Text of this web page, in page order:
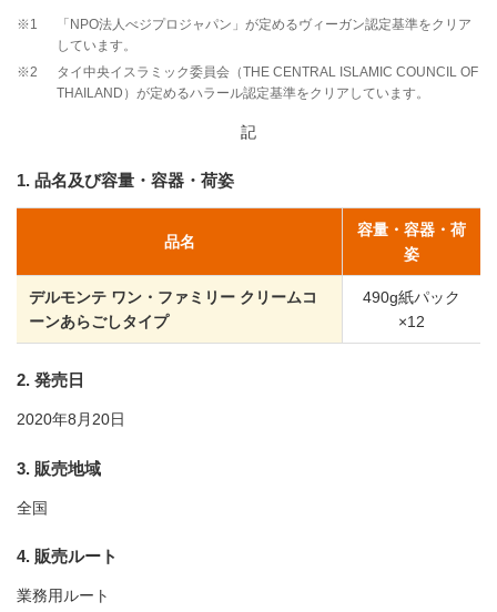
※1
「NPO法人べジプロジャパン」が定めるヴィーガン認定基準をクリア
しています。
※2
タイ中央イスラミック委員会（THE CENTRAL ISLAMIC COUNCIL OF
THAILAND）が定めるハラール認定基準をクリアしています。
記
1. 品名及び容量・容器・荷姿
品名
容量・容器・荷
姿
デルモンテ ワン・ファミリー クリームコ
ーンあらごしタイプ
490g紙パック
×12
2. 発売日
2020年8月20日
3. 販売地域
全国
4. 販売ルート
業務用ルート